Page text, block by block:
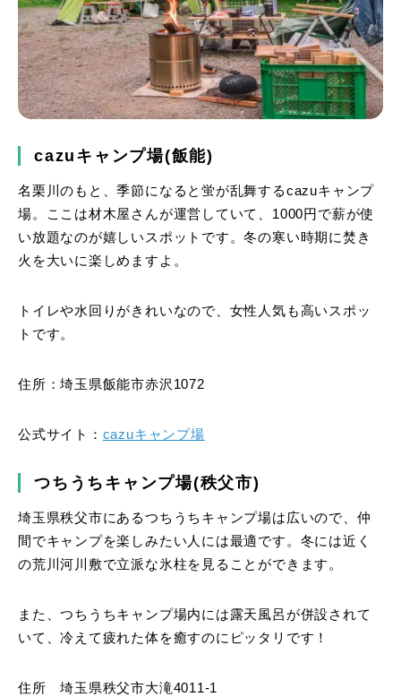
cazuキャンプ場(飯能)
名栗川のもと、季節になると蛍が乱舞するcazuキャンプ
場。ここは材木屋さんが運営していて、1000円で薪が使
い放題なのが嬉しいスポットです。冬の寒い時期に焚き
火を大いに楽しめますよ。
トイレや水回りがきれいなので、女性人気も高いスポッ
トです。
住所：埼玉県飯能市赤沢1072
公式サイト： cazuキャンプ場
つちうちキャンプ場(秩父市)
埼玉県秩父市にあるつちうちキャンプ場は広いので、仲
間でキャンプを楽しみたい人には最適です。冬には近く
の荒川河川敷で立派な氷柱を見ることができます。
また、つちうちキャンプ場内には露天風呂が併設されて
いて、冷えて疲れた体を癒すのにピッタリです！
住所 埼玉県秩父市大滝4011-1